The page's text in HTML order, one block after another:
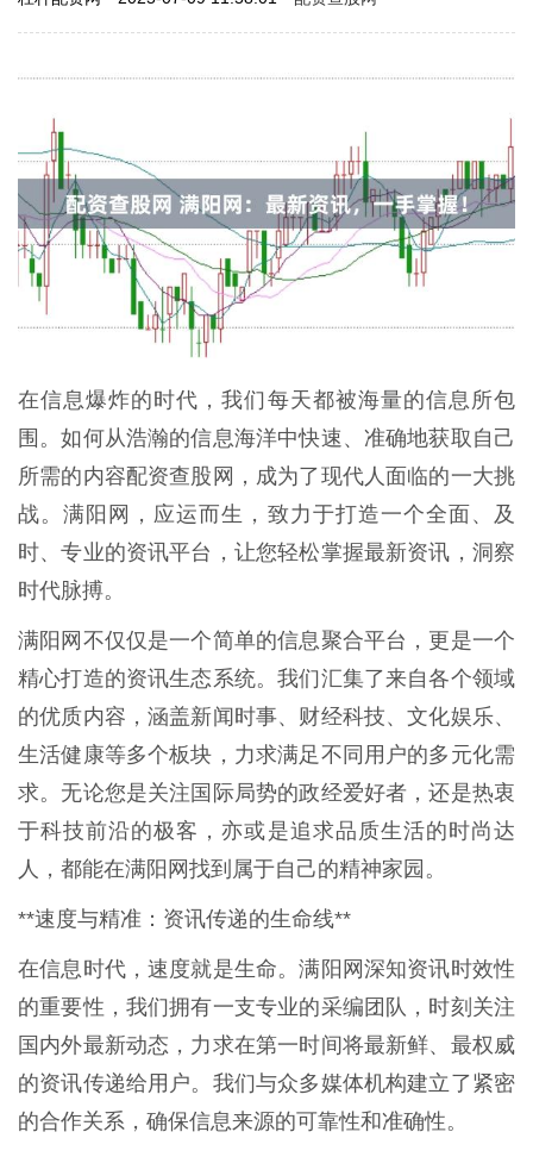
在信息爆炸的时代，我们每天都被海量的信息所包
围。如何从浩瀚的信息海洋中快速、准确地获取自己
所需的内容配资查股网，成为了现代人面临的一大挑
战。满阳网，应运而生，致力于打造一个全面、及
时、专业的资讯平台，让您轻松掌握最新资讯，洞察
时代脉搏。
满阳网不仅仅是一个简单的信息聚合平台，更是一个
精心打造的资讯生态系统。我们汇集了来自各个领域
的优质内容，涵盖新闻时事、财经科技、文化娱乐、
生活健康等多个板块，力求满足不同用户的多元化需
求。无论您是关注国际局势的政经爱好者，还是热衷
于科技前沿的极客，亦或是追求品质生活的时尚达
人，都能在满阳网找到属于自己的精神家园。
**速度与精准：资讯传递的生命线**
在信息时代，速度就是生命。满阳网深知资讯时效性
的重要性，我们拥有一支专业的采编团队，时刻关注
国内外最新动态，力求在第一时间将最新鲜、最权威
的资讯传递给用户。我们与众多媒体机构建立了紧密
的合作关系，确保信息来源的可靠性和准确性。